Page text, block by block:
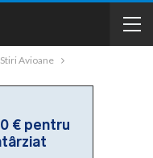
Stiri Avioane